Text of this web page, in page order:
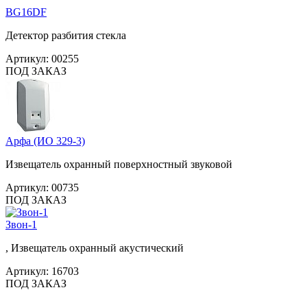
BG16DF
Детектор разбития стекла
Артикул: 00255
ПОД ЗАКАЗ
Арфа (ИО 329-3)
Извещатель охранный поверхностный звуковой
Артикул: 00735
ПОД ЗАКАЗ
Звон-1
, Извещатель охранный акустический
Артикул: 16703
ПОД ЗАКАЗ